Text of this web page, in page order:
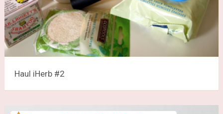
Haul iHerb #2